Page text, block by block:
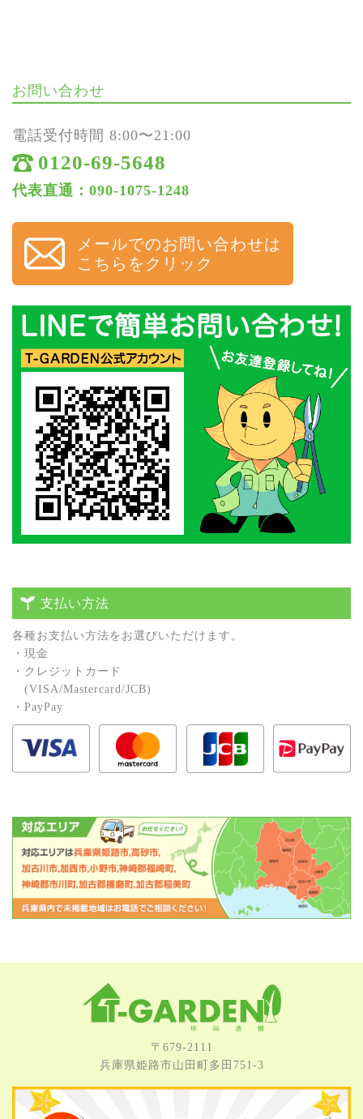
お問い合わせ
電話受付時間 8:00〜21:00
0120-69-5648
代表直通：090-1075-1248
メールでのお問い合わせは
こちらをクリック
支払い方法
各種お⽀払い⽅法をお選びいただけます。
・現⾦
・クレジットカード
(VISA/Mastercard/JCB)
・PayPay
〒679-2111
兵庫県姫路市⼭⽥町多⽥751-3